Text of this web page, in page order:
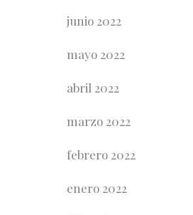
junio 2022
mayo 2022
abril 2022
marzo 2022
febrero 2022
enero 2022